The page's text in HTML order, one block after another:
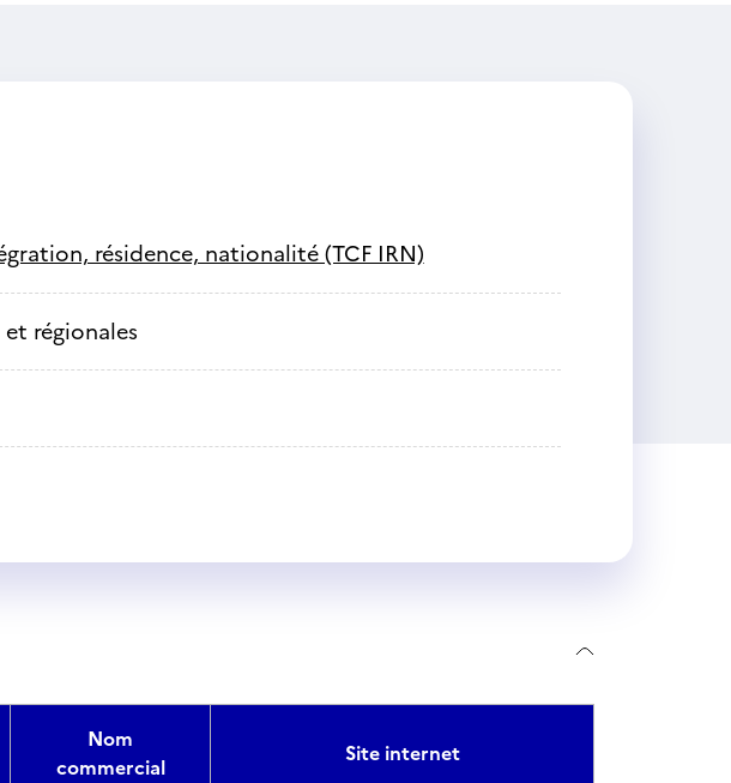
résidence, nationalité (TCF IRN)
régionales
Nom
commercial
Site internet